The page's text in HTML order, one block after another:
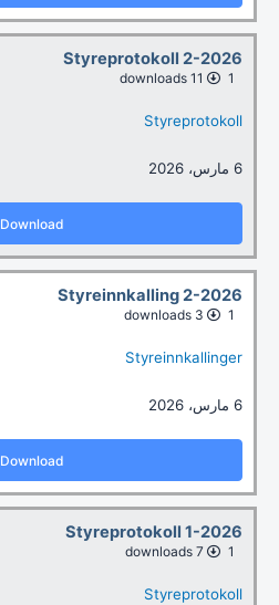
Styreprotokoll 2-2026
1
Styreprotokoll
6 مارس، 2026
Download
Styreinnkalling 2-2026
1
Styreinnkallinger
6 مارس، 2026
Download
Styreprotokoll 1-2026
1
Styreprotokoll